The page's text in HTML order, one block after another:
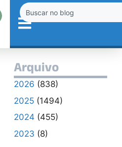
Arquivo
2026 (838)
2025(1494)
2024 (455)
2023 (8)